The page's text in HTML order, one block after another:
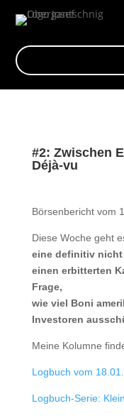
#2: Zwischen
Déjà-vu
Börsenbericht vom
Diese Woche geht
eine definitiv
einen erbitterten
Frage,
wie viel Boni
Investoren
Meine Kolumne
Logbuch vom
Logbuch-Serie: